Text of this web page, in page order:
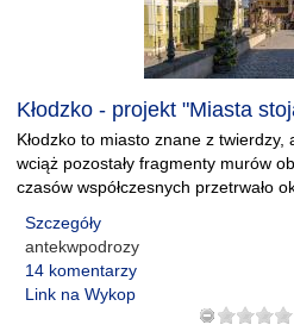
Kłodzko - projekt "Miasta
Kłodzko to miasto znane z
wciąż pozostały fragmenty murów
czasów współczesnych przetrwało
Szczegóły
antekwpodrozy
14 komentarzy
Link na Wykop